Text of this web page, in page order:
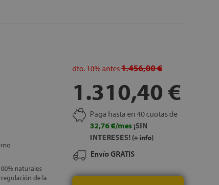
naturales
de la
dto. 10% antes1.456,00 €
1.310,40 €
Paga hasta en 40 cuotas de
32,76 €/mes ¡SIN
INTERESES! (+ info)
Envío GRATIS